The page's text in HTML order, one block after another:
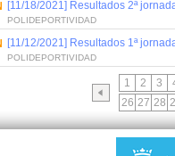
[11/18/2021] Resultados 2ª
POLIDEPORTIVIDAD
[11/12/2021] Resultados 1ª
POLIDEPORTIVIDAD
1 2 3
26 27 28